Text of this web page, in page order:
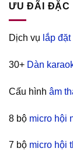
ƯU ĐÃI ĐẶC
Dịch vụ lắp
30+ Dàn
Cấu hình âm
8 bộ micro hội
7 bộ micro hội